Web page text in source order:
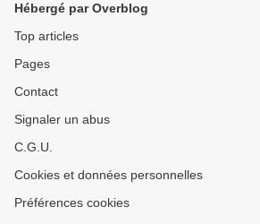
Hébergé par Overblog
Top articles
Pages
Contact
Signaler un abus
C.G.U.
Cookies et données personnelles
Préférences cookies